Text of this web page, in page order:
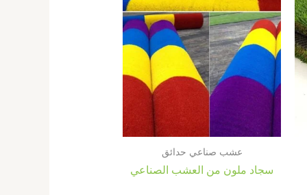
عشب صناعي حدائق
سجاد ملون من العشب الصناعي